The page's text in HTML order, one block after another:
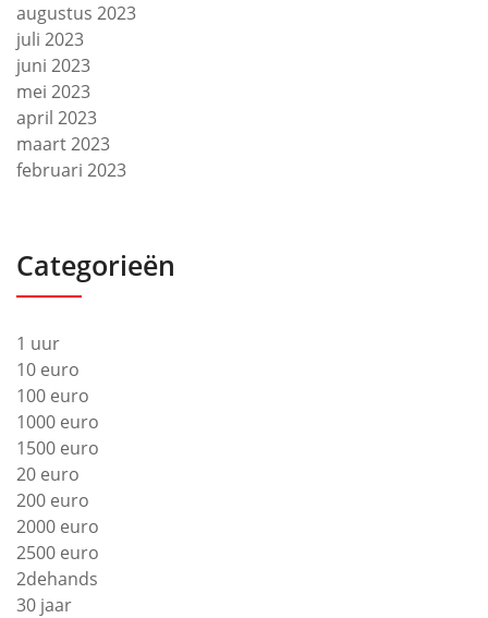
augustus 2023
juli 2023
juni 2023
mei 2023
april 2023
maart 2023
februari 2023
Categorieën
1 uur
10 euro
100 euro
1000 euro
1500 euro
20 euro
200 euro
2000 euro
2500 euro
2dehands
30 jaar